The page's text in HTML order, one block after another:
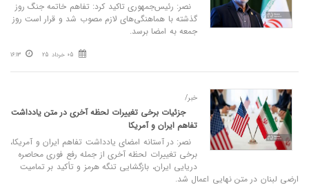
نصر: رئیس‌جمهوری تاکید کرد: تفاهم خاتمه جنگ روز
گذشته با هماهنگی‌های لازم مصوب شد و قرار است روز
جمعه به امضا برسد.
05 خرداد 25 16:13
خبر/
جزئیات برخی تغییرات لحظه آخری در متن یادداشت
تفاهم ایران و آمریکا
نصر: در آستانه امضای یادداشت تفاهم ایران و آمریکا،
برخی تغییرات لحظه آخری از جمله رفع فوری محاصره
دریایی ایران، بازگشایی تنگه هرمز و تأکید بر تمامیت
ارضی لبنان در متن نهایی اعمال شد.